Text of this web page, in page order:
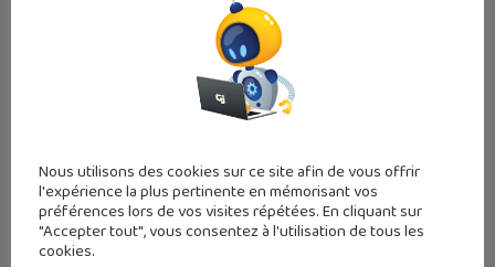
Le magazine Geek Junior sort son
numéro d’oc...
Nous utilisons des cookies sur ce site afin de vous offrir
l'expérience la plus pertinente en mémorisant vos
préférences lors de vos visites répétées. En cliquant sur
"Accepter tout", vous consentez à l'utilisation de tous les
cookies.